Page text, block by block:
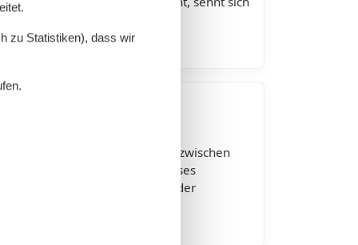
Rückzugsort. Eine…
am Feldweg – ruhig wohnen zwischen
kennt, weiß: Der Charme dieses
Schönheit, der Ruhe und der
zu Statistiken), dass wir